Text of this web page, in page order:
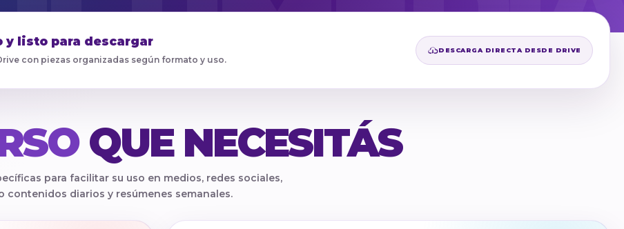
listo para descargar
con piezas organizadas según formato y uso.
DESCARGA DIRECTA DESDE DRIVE
QUE NECESITÁS
para facilitar su uso en medios, redes sociales,
diarios y resúmenes semanales.